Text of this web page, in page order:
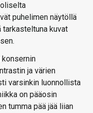
puhelimen näytöllä
kuvat
konsernin
ja värien
varsinkin luonnollista
on pääosin
tumma pää jää liian